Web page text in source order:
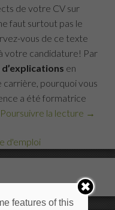
de votre CV sur
faut surtout pas le
vous de ce texte
votre candidature! Par
en
carrière, pourquoi vous
a été formatrice
Poursuivre la lecture «
lettre
→
d'emploi
features of this